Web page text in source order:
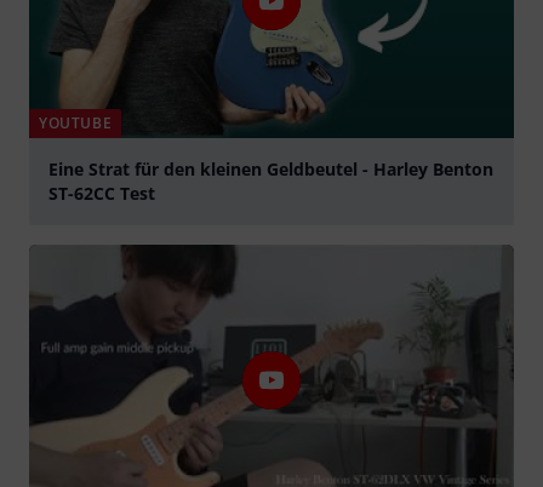
YOUTUBE
Eine Strat für den kleinen Geldbeutel - Harley Benton
ST-62CC Test